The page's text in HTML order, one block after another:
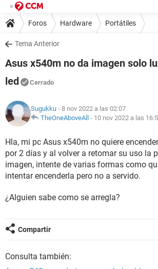
Foros Hardware Portátiles
Tema Anterior
Asus x540m no da imagen solo
led
Cerrado
Sugukku - 8 nov 2022 a las 02:07
TheOneAboveAll - 10 nov 2022 a las
Hla, mi pc Asus x540m no quiere
por 2 días y al volver a retomar su uso la
imagen, intente de varias formas como
intentar encenderla pero no a servido.
¿Alguien sabe como se arregla?
Compartir
Consulta también: